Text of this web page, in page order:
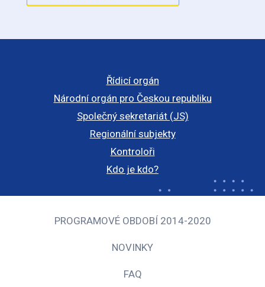
Řídicí orgán
Národní orgán pro Českou republiku
Společný sekretariát (JS)
Regionální subjekty
Kontroloři
Kdo je kdo?
PROGRAMOVÉ OBDOBÍ 2014-2020
NOVINKY
FAQ